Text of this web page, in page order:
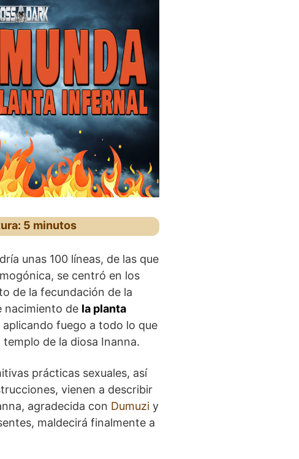
5 minutos
unas 100 líneas, de las que
se centró en los
de la fecundación de la
nacimiento de la planta
fuego a todo lo que
de la diosa Inanna.
prácticas sexuales, así
vienen a describir
agradecida con Dumuziy
maldecirá finalmente a